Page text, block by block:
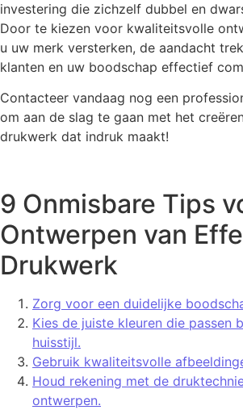
investering die zichzelf dubbel en
Door te kiezen voor kwaliteitsvolle
u uw merk versterken, de aandacht
klanten en uw boodschap effectief
Contacteer vandaag nog een
om aan de slag te gaan met het
drukwerk dat indruk maakt!
9 Onmisbare Tips
Ontwerpen van
Drukwerk
Zorg voor een duidelijke
Kies de juiste kleuren die passen
huisstijl.
Gebruik kwaliteitsvolle
Houd rekening met de
ontwerpen.